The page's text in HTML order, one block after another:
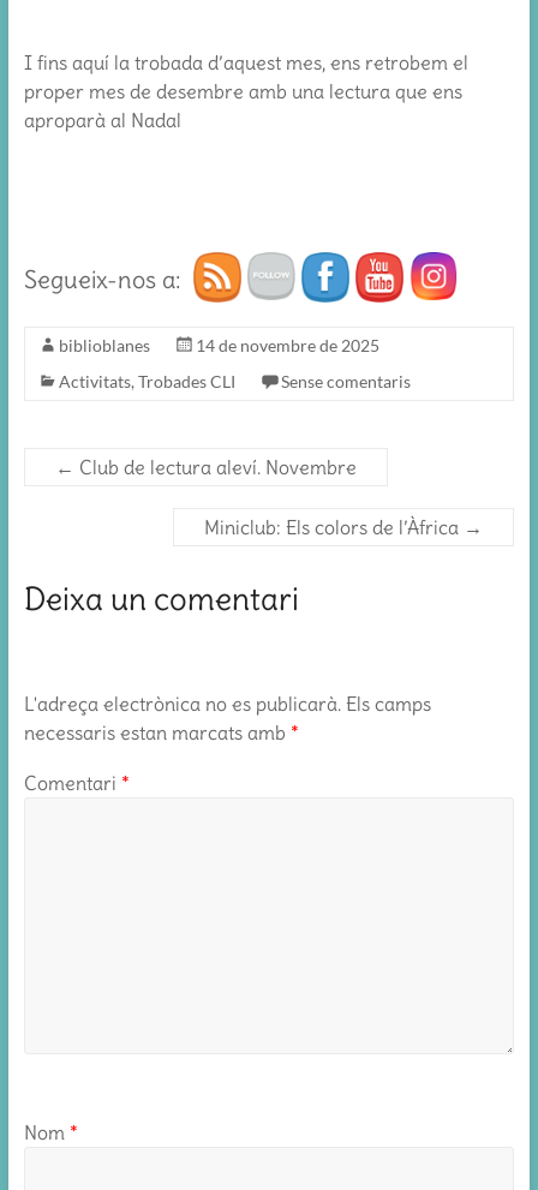
I fins aquí la trobada d’aquest mes, ens retrobem el
proper mes de desembre amb una lectura que ens
aproparà al Nadal
Segueix-nos a:
biblioblanes
14 de novembre de 2025
Activitats, Trobades CLI Sense comentaris
← Club de lectura aleví. Novembre
Miniclub: Els colors de l’Àfrica →
Deixa un comentari
L'adreça electrònica no es publicarà. Els camps
necessaris estan marcats amb *
Comentari *
Nom *